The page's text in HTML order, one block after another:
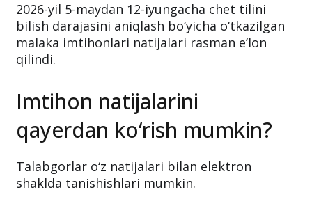
2026-yil 5-maydan 12-iyungacha chet tilini
bilish darajasini aniqlash bo‘yicha o‘tkazilgan
malaka imtihonlari natijalari rasman e’lon
qilindi.
Imtihon natijalarini
qayerdan ko‘rish mumkin?
Talabgorlar o‘z natijalari bilan elektron
shaklda tanishishlari mumkin.